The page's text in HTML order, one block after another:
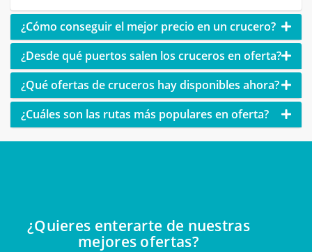
¿Cómo conseguir el mejor precio en un crucero?
¿Desde qué puertos salen los cruceros en oferta?
¿Qué ofertas de cruceros hay disponibles ahora?
¿Cuáles son las rutas más populares en oferta?
¿Quieres enterarte de nuestras
mejores ofertas?